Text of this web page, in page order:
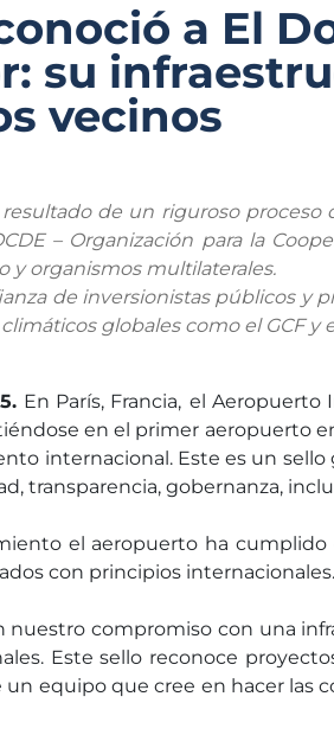
a El
su
vecinos
de un riguroso
– Organización para la
y organismos multilaterales.
de inversionistas públicos y
globales como el GCF y
En París, Francia, el Aeropuerto
en el primer aeropuerto
internacional. Este es un
transparencia, gobernanza,
el aeropuerto ha
con principios internacionales.
nuestro compromiso con una
Este sello reconoce
equipo que cree en hacer las